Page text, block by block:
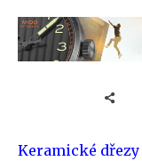
Keramické dřezy